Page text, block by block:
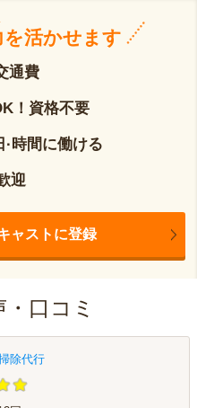
を活かせます
通費
！資格不要
·時間に働ける
迎
ャストに登録
口コミ
除代行